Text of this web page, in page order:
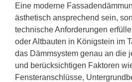
Eine moderne
ästhetisch ansprechend sein,
technische Anforderungen
oder Altbauten in Königstein im
das Dämmsystem genau an die
und berücksichtigen Faktoren
Fensteranschlüsse,